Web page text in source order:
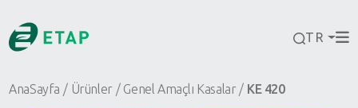
TR
AnaSayfa Ürünler Genel Amaçlı Kasalar KE 420